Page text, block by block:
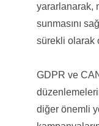
yararlanarak,
sunmasını
sürekli olarak
GDPR ve
diğer önemli